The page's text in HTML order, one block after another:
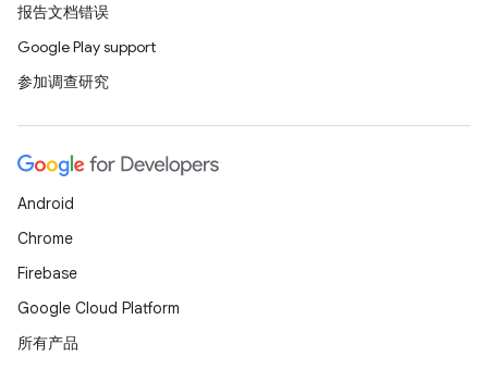
报告文档错误
Google Play support
参加调查研究
Android
Chrome
Firebase
Google Cloud Platform
所有产品